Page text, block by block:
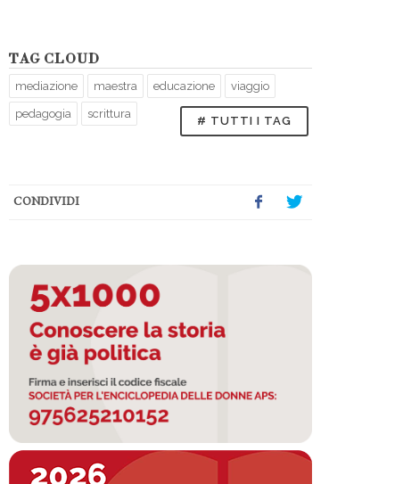
TAG CLOUD
mediazione maestra educazione viaggio
pedagogia scrittura
# TUTTI I TAG
CONDIVIDI